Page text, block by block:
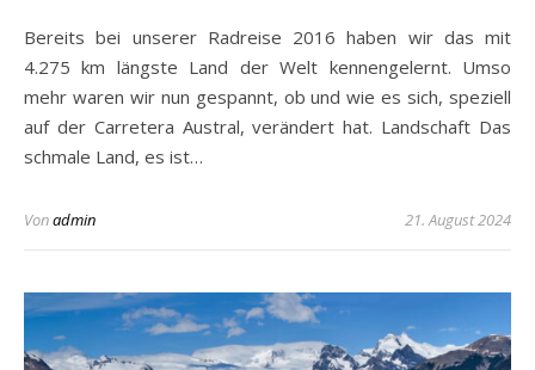
Bereits bei unserer Radreise 2016 haben wir das mit
4.275 km längste Land der Welt kennengelernt. Umso
mehr waren wir nun gespannt, ob und wie es sich, speziell
auf der Carretera Austral, verändert hat. Landschaft Das
schmale Land, es ist…
Vonadmin 21. August 2024